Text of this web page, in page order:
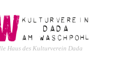
Haus des Kulturverein Dada